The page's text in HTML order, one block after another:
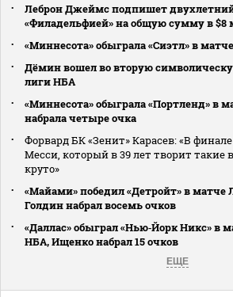
Леброн Джеймс подпишет
«Филадельфией» на общую сумму в
«Миннесота» обыграла «Сиэтл» в
Дёмин вошел во вторую
лиги НБА
«Миннесота» обыграла «Портленд» в
набрала четыре очка
Форвард БК «Зенит» Карасев: «В
Месси, который в 39 лет творит такие
круто»
«Майами» победил «Детройт» в матче
Голдин набрал восемь очков
«Даллас» обыграл «Нью‑Йорк Никс» в
НБА, Ищенко набрал 15 очков
ЕЩЕ